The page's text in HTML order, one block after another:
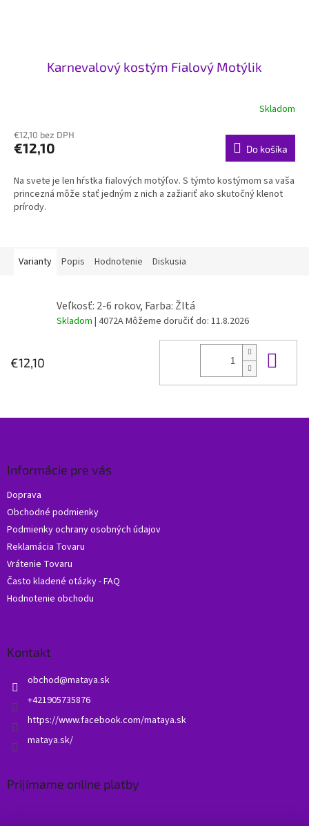
Karnevalový kostým Fialový Motýlik
Skladom
€12,10 bez DPH
€12,10 Do košíka
Na svete je len hŕstka fialových motýľov. S týmto kostýmom sa vaša
princezná môže stať jedným z nich a zažiariť ako skutočný klenot
prírody.
Varianty Popis Hodnotenie Diskusia
Veľkosť: 2-6 rokov, Farba: Žltá
Skladom | 4072AMôžeme doručiť do: 11.8.2026
€12,10
Informácie pre vás
Doprava
Obchodné podmienky
Podmienky ochrany osobných údajov
Reklamácia Tovaru
Vrátenie Tovaru
Často kladené otázky - FAQ
Hodnotenie obchodu
Kontakt
obchod@mataya.sk
+421905735876
https://www.facebook.com/mataya.sk
mataya.sk/
Prijímame online platby